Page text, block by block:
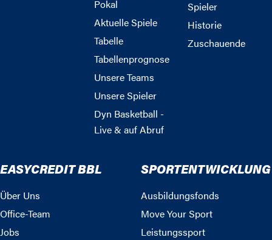
Pokal
Aktuelle Spiele
Tabelle
Tabellenprognose
Unsere Teams
Unsere Spieler
Dyn Basketball -
Live & auf Abruf
Spieler
Historie
Zuschauende
EASYCREDIT BBL
Über Uns
Office-Team
Jobs
SPORTENTWICKLUNG
Ausbildungsfonds
Move Your Sport
Leistungssport